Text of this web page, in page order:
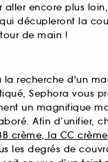
encore plus
qui décupleront la
de main !
la recherche d'un
Sephora vous
un magnifique
Afin d’unifier,
crème, la CC crème
les degrés de